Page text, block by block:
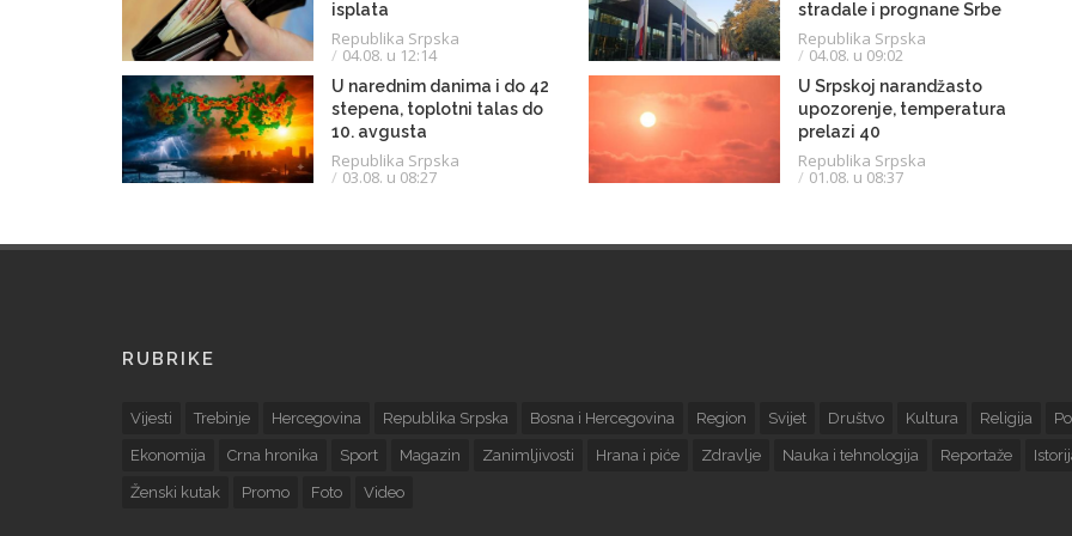
isplata
Republika Srpska
04.08. u 12:14
stradale i prognane Srbe
Republika Srpska
04.08. u 09:02
U narednim danima i do 42
stepena, toplotni talas do
10. avgusta
Republika Srpska
03.08. u 08:27
U Srpskoj narandžasto
upozorenje, temperatura
prelazi 40
Republika Srpska
01.08. u 08:37
RUBRIKE
Vijesti Trebinje Hercegovina Republika Srpska Bosna i Hercegovina Region Svijet Društvo Kultura Religija
Ekonomija Crna hronika Sport Magazin Zanimljivosti Hrana i piće Zdravlje Nauka i tehnologija Reportaže
Ženski kutak Promo Foto Video